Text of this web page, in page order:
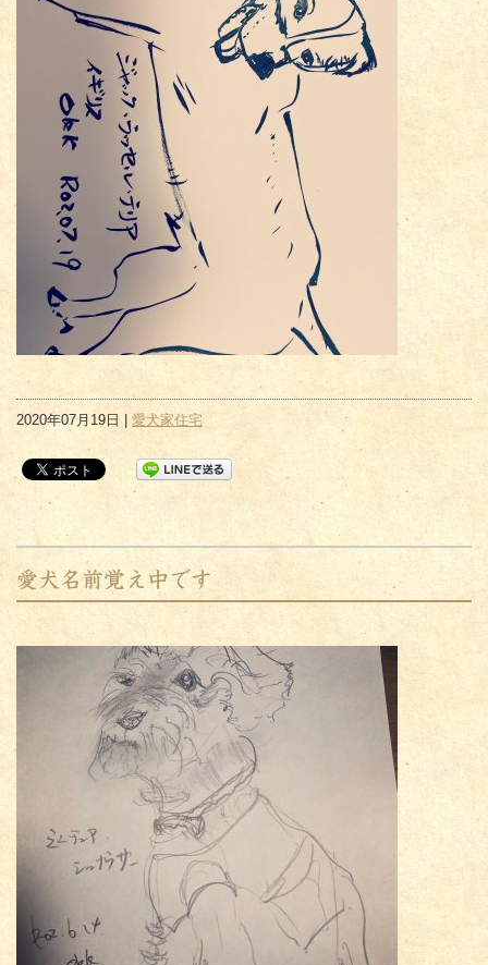
2020年07月19日 | 愛犬家住宅
愛犬名前覚え中です